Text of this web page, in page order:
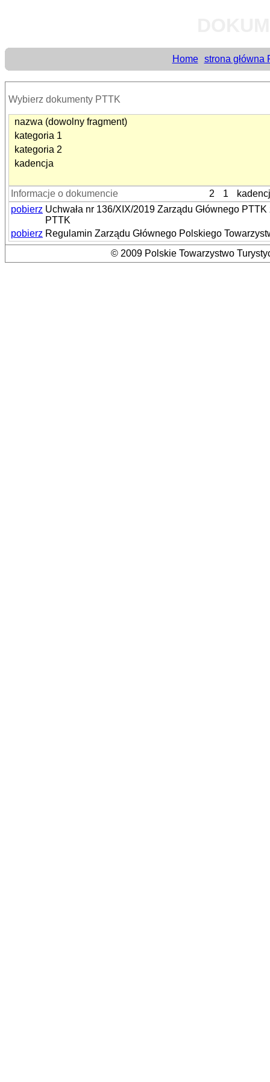
Home strona główna
Wybierz dokumenty PTTK
nazwa (dowolny fragment)
kategoria 1
kategoria 2
kadencja
Informacje o dokumencie 2 1
pobierz Uchwała nr 136/XIX/2019 Zarządu Głównego
PTTK
pobierz Regulamin Zarządu Głównego Polskiego
© 2009 Polskie Towarzystwo